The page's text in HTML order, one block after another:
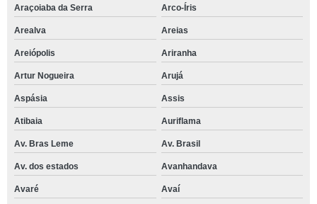
Araçoiaba da Serra Arco-Íris
Arealva Areias
Areiópolis Ariranha
Artur Nogueira Arujá
Aspásia Assis
Atibaia Auriflama
Av. Bras Leme Av. Brasil
Av. dos estados Avanhandava
Avaré Avaí